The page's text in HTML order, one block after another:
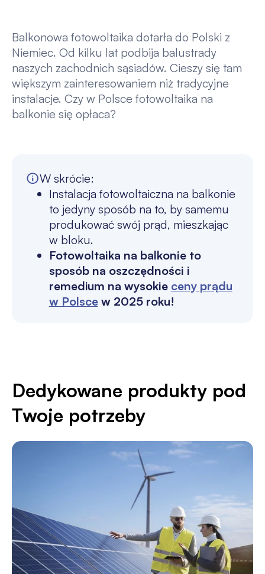
Balkonowa fotowoltaika dotarła do Polski z
Niemiec. Od kilku lat podbija balustrady
naszych zachodnich sąsiadów. Cieszy się tam
większym zainteresowaniem niż tradycyjne
instalacje. Czy w Polsce fotowoltaika na
balkonie się opłaca?
W skrócie:
Instalacja fotowoltaiczna na balkonie
to jedyny sposób na to, by samemu
produkować swój prąd, mieszkając
w bloku.
Fotowoltaika na balkonie to
sposób na oszczędności i
remedium na wysokie ceny prądu
w Polscew 2025 roku!
Dedykowane produkty pod
Twoje potrzeby